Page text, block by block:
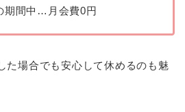
期間中…月会費0円
た場合でも安心して休めるのも魅